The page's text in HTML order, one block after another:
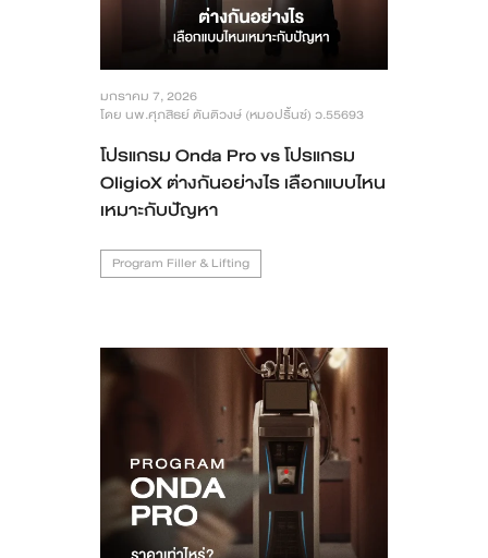
มกราคม 7, 2026
โดย นพ.ศุภสิธย์ ตันติวงษ์ (หมอปริ้นซ์) ว.55693
โปรแกรม Onda Pro vs โปรแกรม
OligioX ต่างกันอย่างไร เลือกแบบไหน
เหมาะกับปัญหา
Program Filler & Lifting